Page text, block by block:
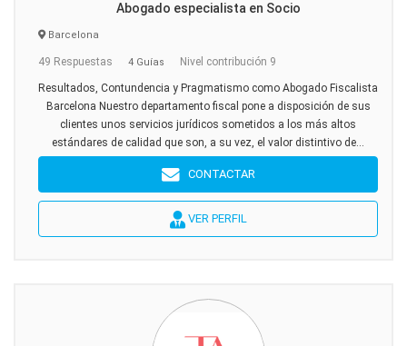
Abogado especialista en Socio
Barcelona
49 Respuestas 4 Guías Nivel contribución 9
Resultados, Contundencia y Pragmatismo como Abogado Fiscalista
Barcelona Nuestro departamento fiscal pone a disposición de sus
clientes unos servicios jurídicos sometidos a los más altos
estándares de calidad que son, a su vez, el valor distintivo de...
CONTACTAR
VER PERFIL